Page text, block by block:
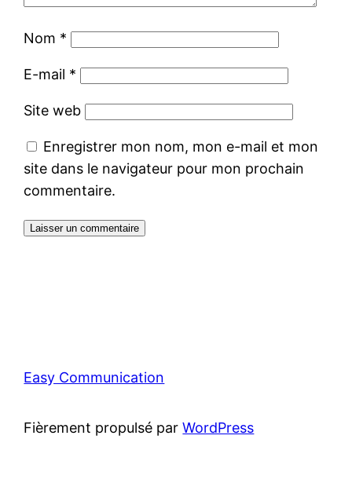
Nom *
E-mail *
Site web
Enregistrer mon nom, mon e-mail et mon
site dans le navigateur pour mon prochain
commentaire.
Easy Communication
Fièrement propulsé parWordPress